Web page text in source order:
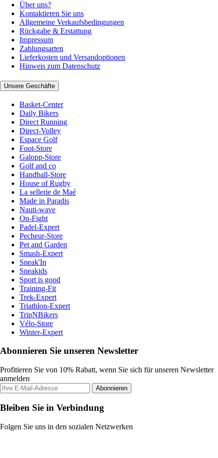
Über uns?
Kontaktieren Sie uns
Allgemeine Verkaufsbedingungen
Rückgabe & Erstattung
Impressum
Zahlungsarten
Lieferkosten und Versandoptionen
Hinweis zum Datenschutz
Unsere Geschäfte
Basket-Center
Daily Bikers
Direct Running
Direct-Volley
Espace Golf
Foot-Store
Galopp-Store
Golf and co
Handball-Store
House of Rugby
La sellerie de Maé
Made in Paradis
Nauti-wave
On-Fight
Padel-Expert
Pecheur-Store
Pet and Garden
Smash-Expert
Sneak'In
Sneakids
Sport is good
Training-Fit
Trek-Expert
Triathlon-Expert
TripNBikers
Vélo-Store
Winter-Expert
Abonnieren Sie unseren Newsletter
Profitieren Sie von 10% Rabatt, wenn Sie sich für unseren Newsletter
anmelden
Abonnieren
Bleiben Sie in Verbindung
Folgen Sie uns in den sozialen Netzwerken